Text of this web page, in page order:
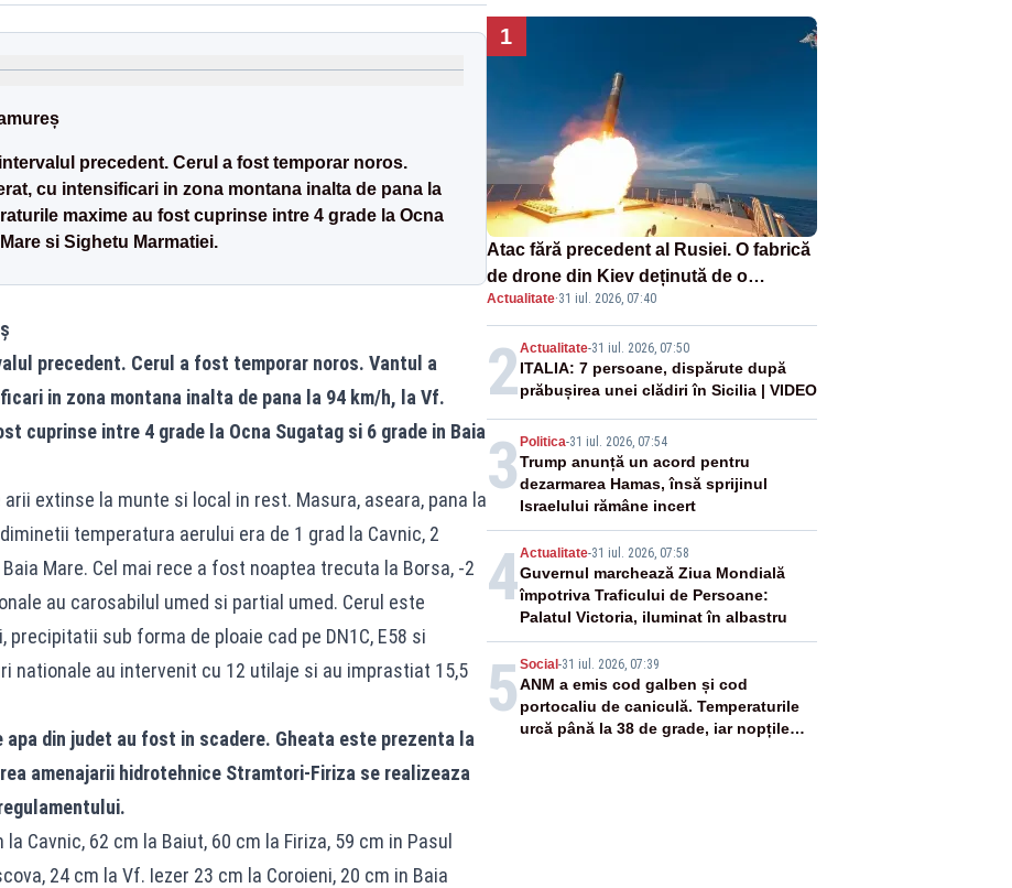
precedent. Cerul a fost temporar noros.
cu intensificari in zona montana inalta de pana la
maxime au fost cuprinse intre 4 grade la Ocna
si Sighetu Marmatiei.
precedent. Cerul a fost temporar noros. Vantul a
in zona montana inalta de pana la 94 km/h, la Vf.
cuprinse intre 4 grade la Ocna Sugatag si 6 grade in Baia
extinse la munte si local in rest. Masura, aseara, pana la
temperatura aerului era de 1 grad la Cavnic, 2
Mare. Cel mai rece a fost noaptea trecuta la Borsa, -2
au carosabilul umed si partial umed. Cerul este
precipitatii sub forma de ploaie cad pe DN1C, E58 si
nationale au intervenit cu 12 utilaje si au imprastiat 15,5
din judet au fost in scadere. Gheata este prezenta la
amenajarii hidrotehnice Stramtori-Firiza se realizeaza
Cavnic, 62 cm la Baiut, 60 cm la Firiza, 59 cm in Pasul
24 cm la Vf. Iezer 23 cm la Coroieni, 20 cm in Baia
1
Atac fără precedent al Rusiei. O fabrică
de drone din Kiev deținută de o
companie americană, distrusă de o
rachetă rusească
Actualitate·31 iul. 2026, 07:40
2Actualitate-31 iul. 2026, 07:50
ITALIA: 7 persoane, dispărute după
prăbușirea unei clădiri în Sicilia | VIDEO
3 Politica-31 iul. 2026, 07:54
Trump anunță un acord pentru
dezarmarea Hamas, însă sprijinul
Israelului rămâne incert
4Actualitate-31 iul. 2026, 07:58
Guvernul marchează Ziua Mondială
împotriva Traficului de Persoane:
Palatul Victoria, iluminat în albastru
5 Social -31 iul. 2026, 07:39
ANM a emis cod galben și cod
portocaliu de caniculă. Temperaturile
urcă până la 38 de grade, iar nopțile